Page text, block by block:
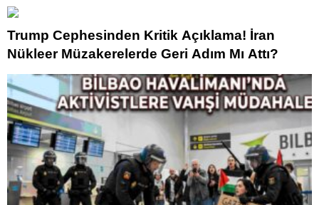
Trump Cephesinden Kritik Açıklama! İran
Nükleer Müzakerelerde Geri Adım Mı Attı?